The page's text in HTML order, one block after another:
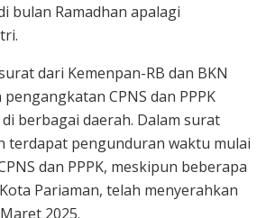
bulan Ramadhan apalagi
dari Kemenpan-RB dan BKN
CPNS dan PPPK
berbagai daerah. Dalam surat
terdapat pengunduran waktu mulai
dan PPPK, meskipun beberapa
Pariaman, telah menyerahkan
2025.